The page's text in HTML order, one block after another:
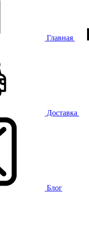
Главная
Доставка
Блог